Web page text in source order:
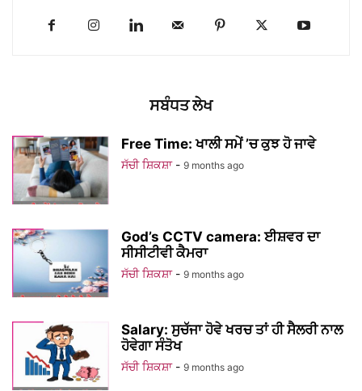
ਸਬੰਧਤ ਲੇਖ
Free Time: ਖਾਲੀ ਸਮੇਂ ’ਚ ਕੁਝ ਹੋ ਜਾਵੇ
ਸੱਚੀ ਸ਼ਿਕਸ਼ਾ - 9 months ago
God’s CCTV camera: ਈਸ਼ਵਰ ਦਾ
ਸੀਸੀਟੀਵੀ ਕੈਮਰਾ
ਸੱਚੀ ਸ਼ਿਕਸ਼ਾ - 9 months ago
Salary: ਸੁਚੱਜਾ ਹੋਵੇ ਖਰਚ ਤਾਂ ਹੀ ਸੈਲਰੀ ਨਾਲ
ਹੋਵੇਗਾ ਸੰਤੋਖ
ਸੱਚੀ ਸ਼ਿਕਸ਼ਾ - 9 months ago